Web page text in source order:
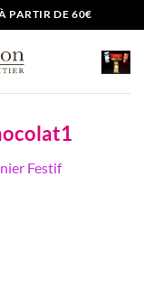
PARTIR DE 60€
Festif